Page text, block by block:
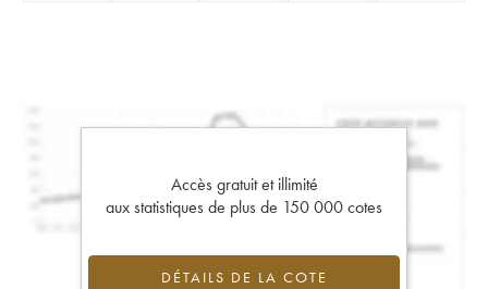
Accès gratuit et illimité
aux statistiques de plus de 150 000 cotes
DÉTAILS DE LA COTE